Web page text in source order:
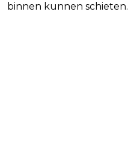
binnen kunnen schieten.